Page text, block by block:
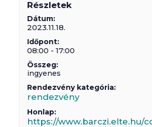
Részletek
Dátum:
2023.11.18.
Időpont:
08:00 - 17:00
Összeg:
ingyenes
Rendezvény kategória:
rendezvény
Honlap:
https://www.barczi.elte.hu/